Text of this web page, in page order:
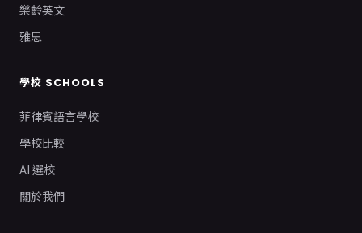
樂齡英文
雅思
學校 SCHOOLS
菲律賓語言學校
學校比較
AI 選校
關於我們